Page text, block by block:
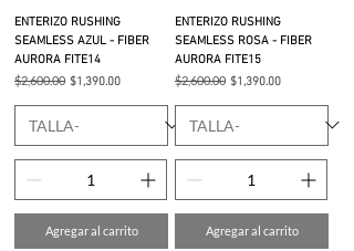
ENTERIZO RUSHING
SEAMLESS AZUL - FIBER
AURORA FITE14
Precio
$2,600.00 Precio de oferta
$1,390.00
Agregar al carrito
ENTERIZO RUSHING
SEAMLESS ROSA - FIBER
AURORA FITE15
Precio
$2,600.00 Precio de oferta
$1,390.00
Agregar al carrito